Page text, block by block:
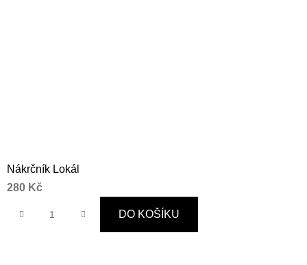
Nákrčník Lokál
280 Kč
DO KOŠÍKU